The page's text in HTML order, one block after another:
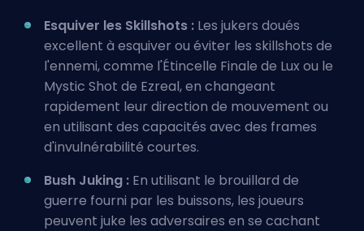
Esquiver les Skillshots : Les jukers doués
excellent à esquiver ou éviter les skillshots de
l'ennemi, comme l'Étincelle Finale de Lux ou le
Mystic Shot de Ezreal, en changeant
rapidement leur direction de mouvement ou
en utilisant des capacités avec des frames
d'invulnérabilité courtes.
Bush Juking : En utilisant le brouillard de
guerre fourni par les buissons, les joueurs
peuvent juke les adversaires en se cachant